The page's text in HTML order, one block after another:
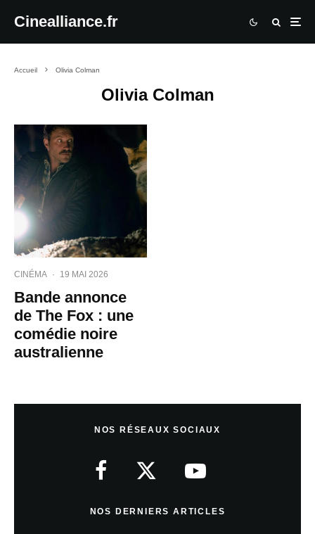
Cinealliance.fr
Accueil Olivia Colman
Olivia Colman
CINÉMA · 19 MAI 2026
Bande annonce
de The Fox : une
comédie noire
australienne
NOS RÉSEAUX SOCIAUX
NOS DERNIERS ARTICLES